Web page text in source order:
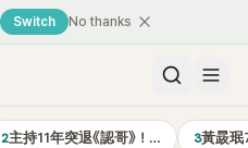
Switch No thanks
2主持11年突退《認哥》！… 3黃晸